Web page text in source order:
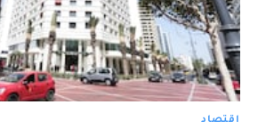
اقتصاد